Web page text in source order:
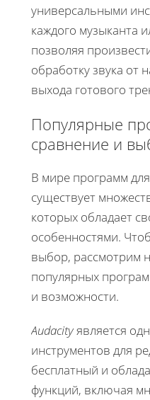
универсальными
каждого музыканта
позволяя
обработку звука от
выхода готового
Популярные
сравнение и
В мире программ
существует
которых обладает
особенностями.
выбор, рассмотрим
популярных
и возможности.
Audacityявляется
инструментов для
бесплатный и
функций, включая